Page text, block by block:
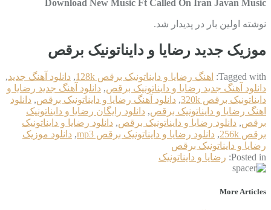
Download New Music Ft Called On Iran Javan Music
نوشته اولین بار در پدیدار شد.
موزیک جدید رضایا و دایناتونیک برقص
Tagged with: اهنگ رضایا و دایناتونیک برقص 128k , دانلود آهنگ جدید,
دانلود آهنگ جدید رضایا و دایناتونیک برقص, دانلود آهنگ جدید رضایا و
دایناتونیک برقص 320k
, دانلود آهنگ رضایا و دایناتونیک برقص, دانلود
اهنگ رضایا و دایناتونیک برقص, دانلود رایگان رضایا و دایناتونیک
برقص, دانلود رضایا و دایناتونیک برقص, دانلود رضایا و دایناتونیک
برقص 256k
, دانلود رضایا و دایناتونیک برقص mp3 , دانلود موزیک
رضایا و دایناتونیک برقص
Posted in: رضایا و دایناتونیک
More Articles